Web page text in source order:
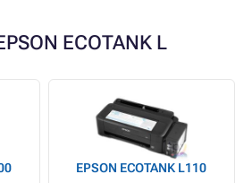
ECOTANK L
EPSON ECOTANK L110